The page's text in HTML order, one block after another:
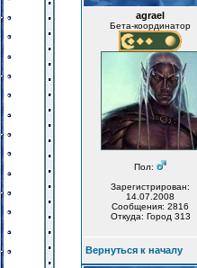
agrael
Бета-координатор
Пол:
Зарегистрирован:
14.07.2008
Сообщения: 2816
Откуда: Город 313
Вернуться к началу